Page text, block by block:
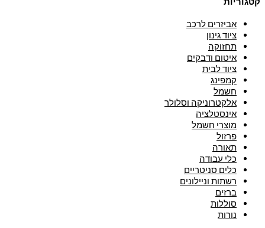
אביזרים לרכב
ציוד גינון
תחזוקה
איטום ודבקים
ציוד לבית
קמפינג
חשמל
אלקטרוניקה וסלולר
אינסטלציה
מוצרי חשמל
פרזול
תאורה
כלי עבודה
כלים סניטריים
רשתות וניילונים
ברזים
סוללות
נורות